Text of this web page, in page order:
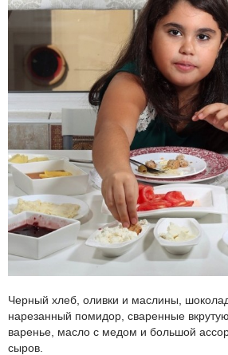
Черный хлеб, оливки и маслины,
нарезанный помидор, сваренные
варенье, масло с медом и большой
сыров.